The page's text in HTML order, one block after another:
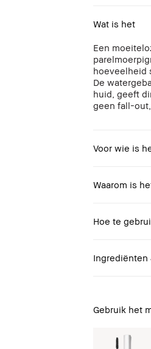
Wat is het
Een
hoeveelheid
De
huid, geeft
geen fall-
Voor wie is
Waarom is
Hoe te
Ingrediënten
Gebruik het